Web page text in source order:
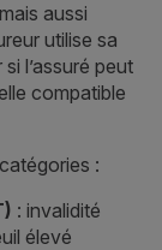
aussi
utilise sa
l’assuré peut
compatible
:
: invalidité
élevé